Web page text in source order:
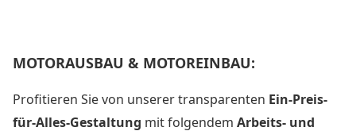
MOTORAUSBAU & MOTOREINBAU:
Profitieren Sie von unserer transparenten Ein-Preis-
für-Alles-Gestaltung mit folgendem Arbeits- und